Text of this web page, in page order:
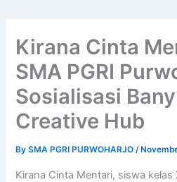
Kirana Cinta
SMA PGRI
Sosialisasi
Creative Hub
BySMA PGRI PURWOHARJO/
Kirana Cinta Mentari, siswa kelas